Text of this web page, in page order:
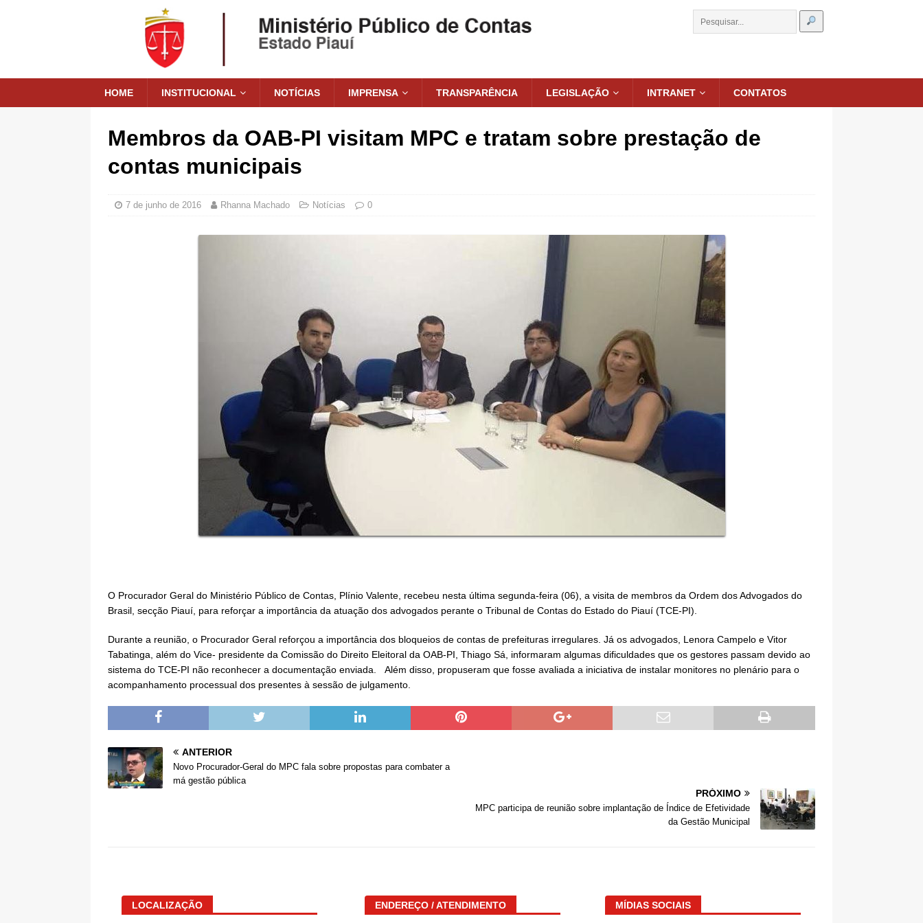
HOME INSTITUCIONAL NOTÍCIAS IMPRENSA TRANSPARÊNCIA LEGISLAÇÃO INTRANET CONTATOS
Membros da OAB-PI visitam MPC e tratam sobre prestação de
contas municipais
7 de junho de 2016 Rhanna Machado Notícias 0
O Procurador Geral do Ministério Público de Contas, Plínio Valente, recebeu nesta última segunda-feira (06), a visita de membros da Ordem dos Advogados do
Brasil, secção Piauí, para reforçar a importância da atuação dos advogados perante o Tribunal de Contas do Estado do Piauí (TCE-PI).
Durante a reunião, o Procurador Geral reforçou a importância dos bloqueios de contas de prefeituras irregulares. Já os advogados, Lenora Campelo e Vitor
Tabatinga, além do Vice- presidente da Comissão do Direito Eleitoral da OAB-PI, Thiago Sá, informaram algumas dificuldades que os gestores passam devido ao
sistema do TCE-PI não reconhecer a documentação enviada. Além disso, propuseram que fosse avaliada a iniciativa de instalar monitores no plenário para o
acompanhamento processual dos presentes à sessão de julgamento.
ANTERIOR
Novo Procurador-Geral do MPC fala sobre propostas para combater a
má gestão pública
PRÓXIMO
MPC participa de reunião sobre implantação de Índice de Efetividade
da Gestão Municipal
LOCALIZAÇÃO ENDEREÇO / ATENDIMENTO MÍDIAS SOCIAIS